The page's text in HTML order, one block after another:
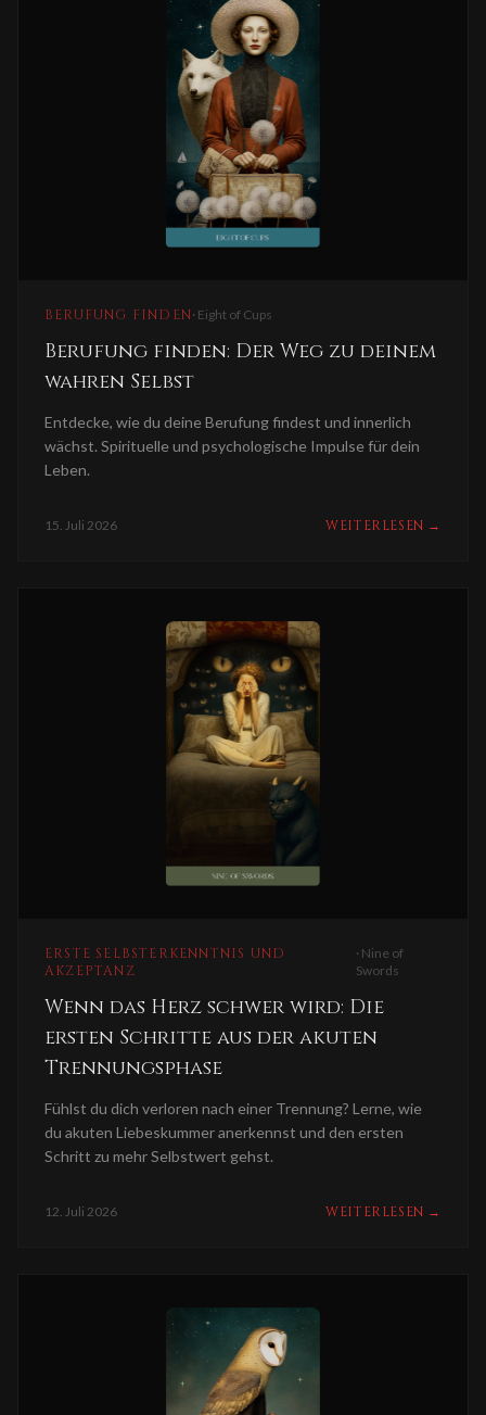
BERUFUNG FINDEN· Eight of Cups
Berufung finden: Der Weg zu deinem
wahren Selbst
Entdecke, wie du deine Berufung findest und innerlich
wächst. Spirituelle und psychologische Impulse für dein
Leben.
15. Juli 2026 WEITERLESEN →
ERSTE SELBSTERKENNTNIS UND
AKZEPTANZ
· Nine of
Swords
Wenn das Herz schwer wird: Die
ersten Schritte aus der akuten
Trennungsphase
Fühlst du dich verloren nach einer Trennung? Lerne, wie
du akuten Liebeskummer anerkennst und den ersten
Schritt zu mehr Selbstwert gehst.
12. Juli 2026 WEITERLESEN →